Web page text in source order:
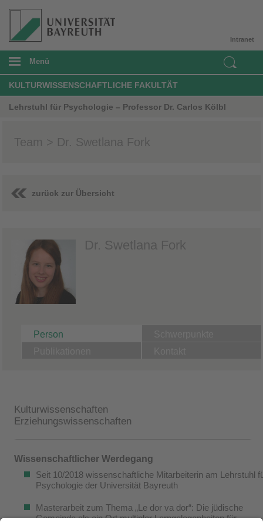
Intranet
Menü
KULTURWISSENSCHAFTLICHE FAKULTÄT
Lehrstuhl für Psychologie – Professor Dr. Carlos Kölbl
Team > Dr. Swetlana Fork
zurück zur Übersicht
Dr. Swetlana Fork
Person
Kulturwissenschaften
Erziehungswissenschaften
Wissenschaftlicher Werdegang
Seit 10/2018 wissenschaftliche Mitarbeiterin am Lehrstuhl
Psychologie der Universität Bayreuth
Masterarbeit zum Thema „Le dor va dor“: Die jüdische
Gemeinde als ein Ort multipler Lerngelegenheiten für